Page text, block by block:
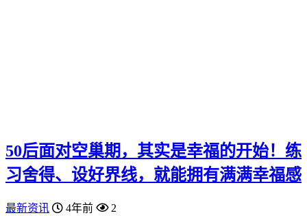
50后面对空巢期，其实是幸福的开始！练
习舍得、设好界线，就能拥有满满幸福感
最新资讯 4年前 2